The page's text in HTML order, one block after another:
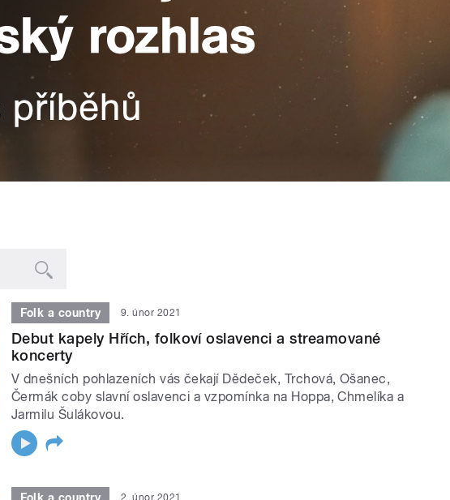
Folk a country 9. únor 2021
Debut kapely Hřích, folkoví oslavenci a streamované
koncerty
V dnešních pohlazeních vás čekají Dědeček, Trchová, Ošanec,
Čermák coby slavní oslavenci a vzpomínka na Hoppa, Chmelíka a
Jarmilu Šulákovou.
2. únor 2021